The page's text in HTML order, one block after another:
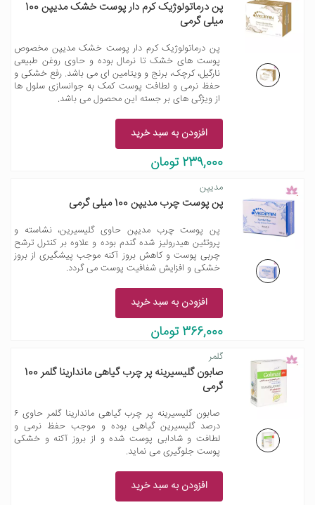
پن درماتولوژیک کرم دار پوست‌ خشک مدیپن 100
میلی گرمی
پن درماتولوژیک کرم دار پوست‌ خشک مدیپن مخصوص
پوست های خشک تا نرمال بوده و حاوی روغن طبیعی
نارگیل، کرچک، برنج و ویتامین ای می باشد. رفع خشکی و
حفظ نرمی و لطافت پوست کمک به جوانسازی سلول ها
از ویژگی های بر جسته این محصول می باشد.
افزودن به سبد خرید
239,000 تومان
مدیپن
پن پوست چرب مدیپن 100 میلی گرمی
پن پوست چرب مدیپن حاوی گلیسیرین، نشاسته و
پروتئین هیدرولیز شده گندم بوده و علاوه بر کنترل ترشح
چربی پوست و کاهش بروز آکنه موجب پیشگیری از بروز
خشکی و افزایش شفافیت پوست می گردد.
افزودن به سبد خرید
366,000 تومان
گلمر
صابون گلیسیرینه پر چرب گیاهی ماندارینا گلمر 100
گرمی
صابون گلیسیرینه پر چرب گیاهی ماندارینا گلمر حاوی ۶
درصد گلیسیرین گیاهی بوده و موجب حفظ نرمی و
لطافت و شادابی پوست شده و از بروز آکنه و خشکی
پوست جلوگیری می نماید.
افزودن به سبد خرید